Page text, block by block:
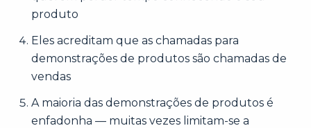
produto
Eles acreditam que as chamadas para
demonstrações de produtos são chamadas de
vendas
A maioria das demonstrações de produtos é
enfadonha — muitas vezes limitam-se a